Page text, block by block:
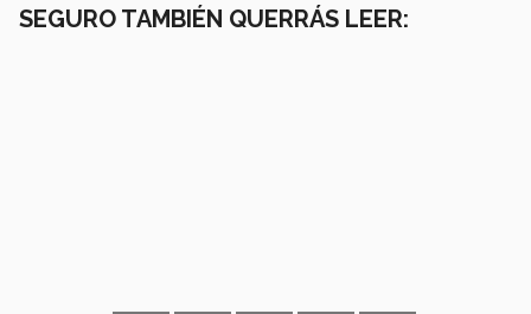
SEGURO TAMBIÉN QUERRÁS LEER: